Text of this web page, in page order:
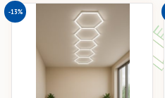
-13%